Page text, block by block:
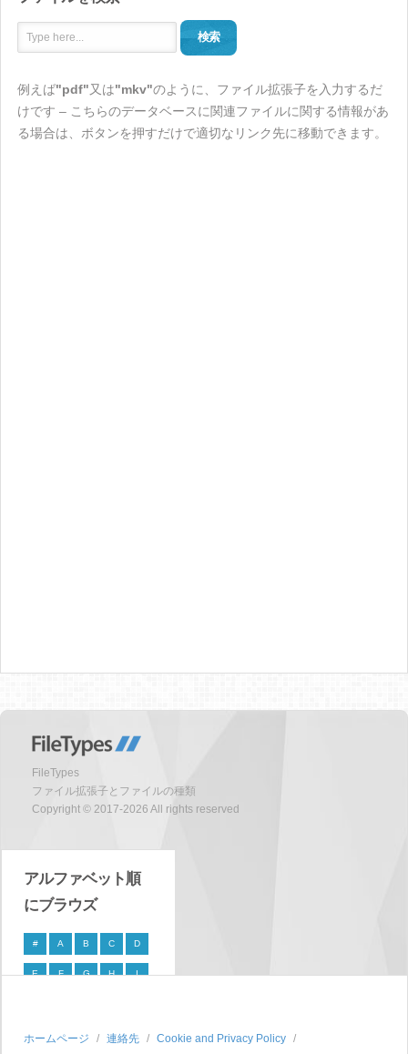
検索
例えば"pdf"又は"mkv"のように、ファイル拡張子を入力するだ
けです – こちらのデータベースに関連ファイルに関する情報があ
る場合は、ボタンを押すだけで適切なリンク先に移動できます。
FileTypes
ファイル拡張子とファイルの種類
Copyright © 2017-2026 All rights reserved
アルファベット順
にブラウズ
# A B C D
E F G H I
P Q R S
ホームページ 連絡先 Cookie and Privacy Policy